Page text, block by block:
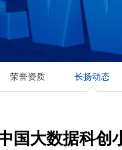
荣誉资质 长扬动态
国大数据科创